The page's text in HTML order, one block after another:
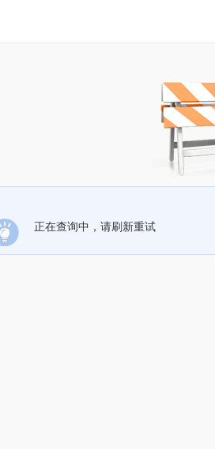
正在查询中，请刷新重试